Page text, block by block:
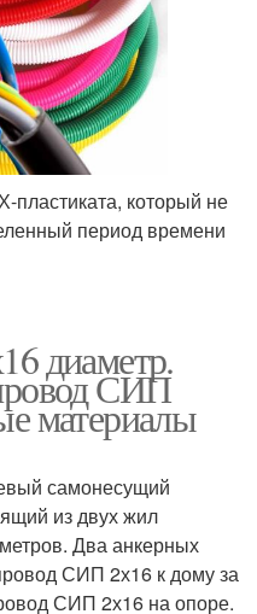
пластиката, который не
период времени
диаметр.
СИП
материалы
самонесущий
из двух жил
Два анкерных
СИП 2х16 к дому за
СИП 2х16 на опоре.